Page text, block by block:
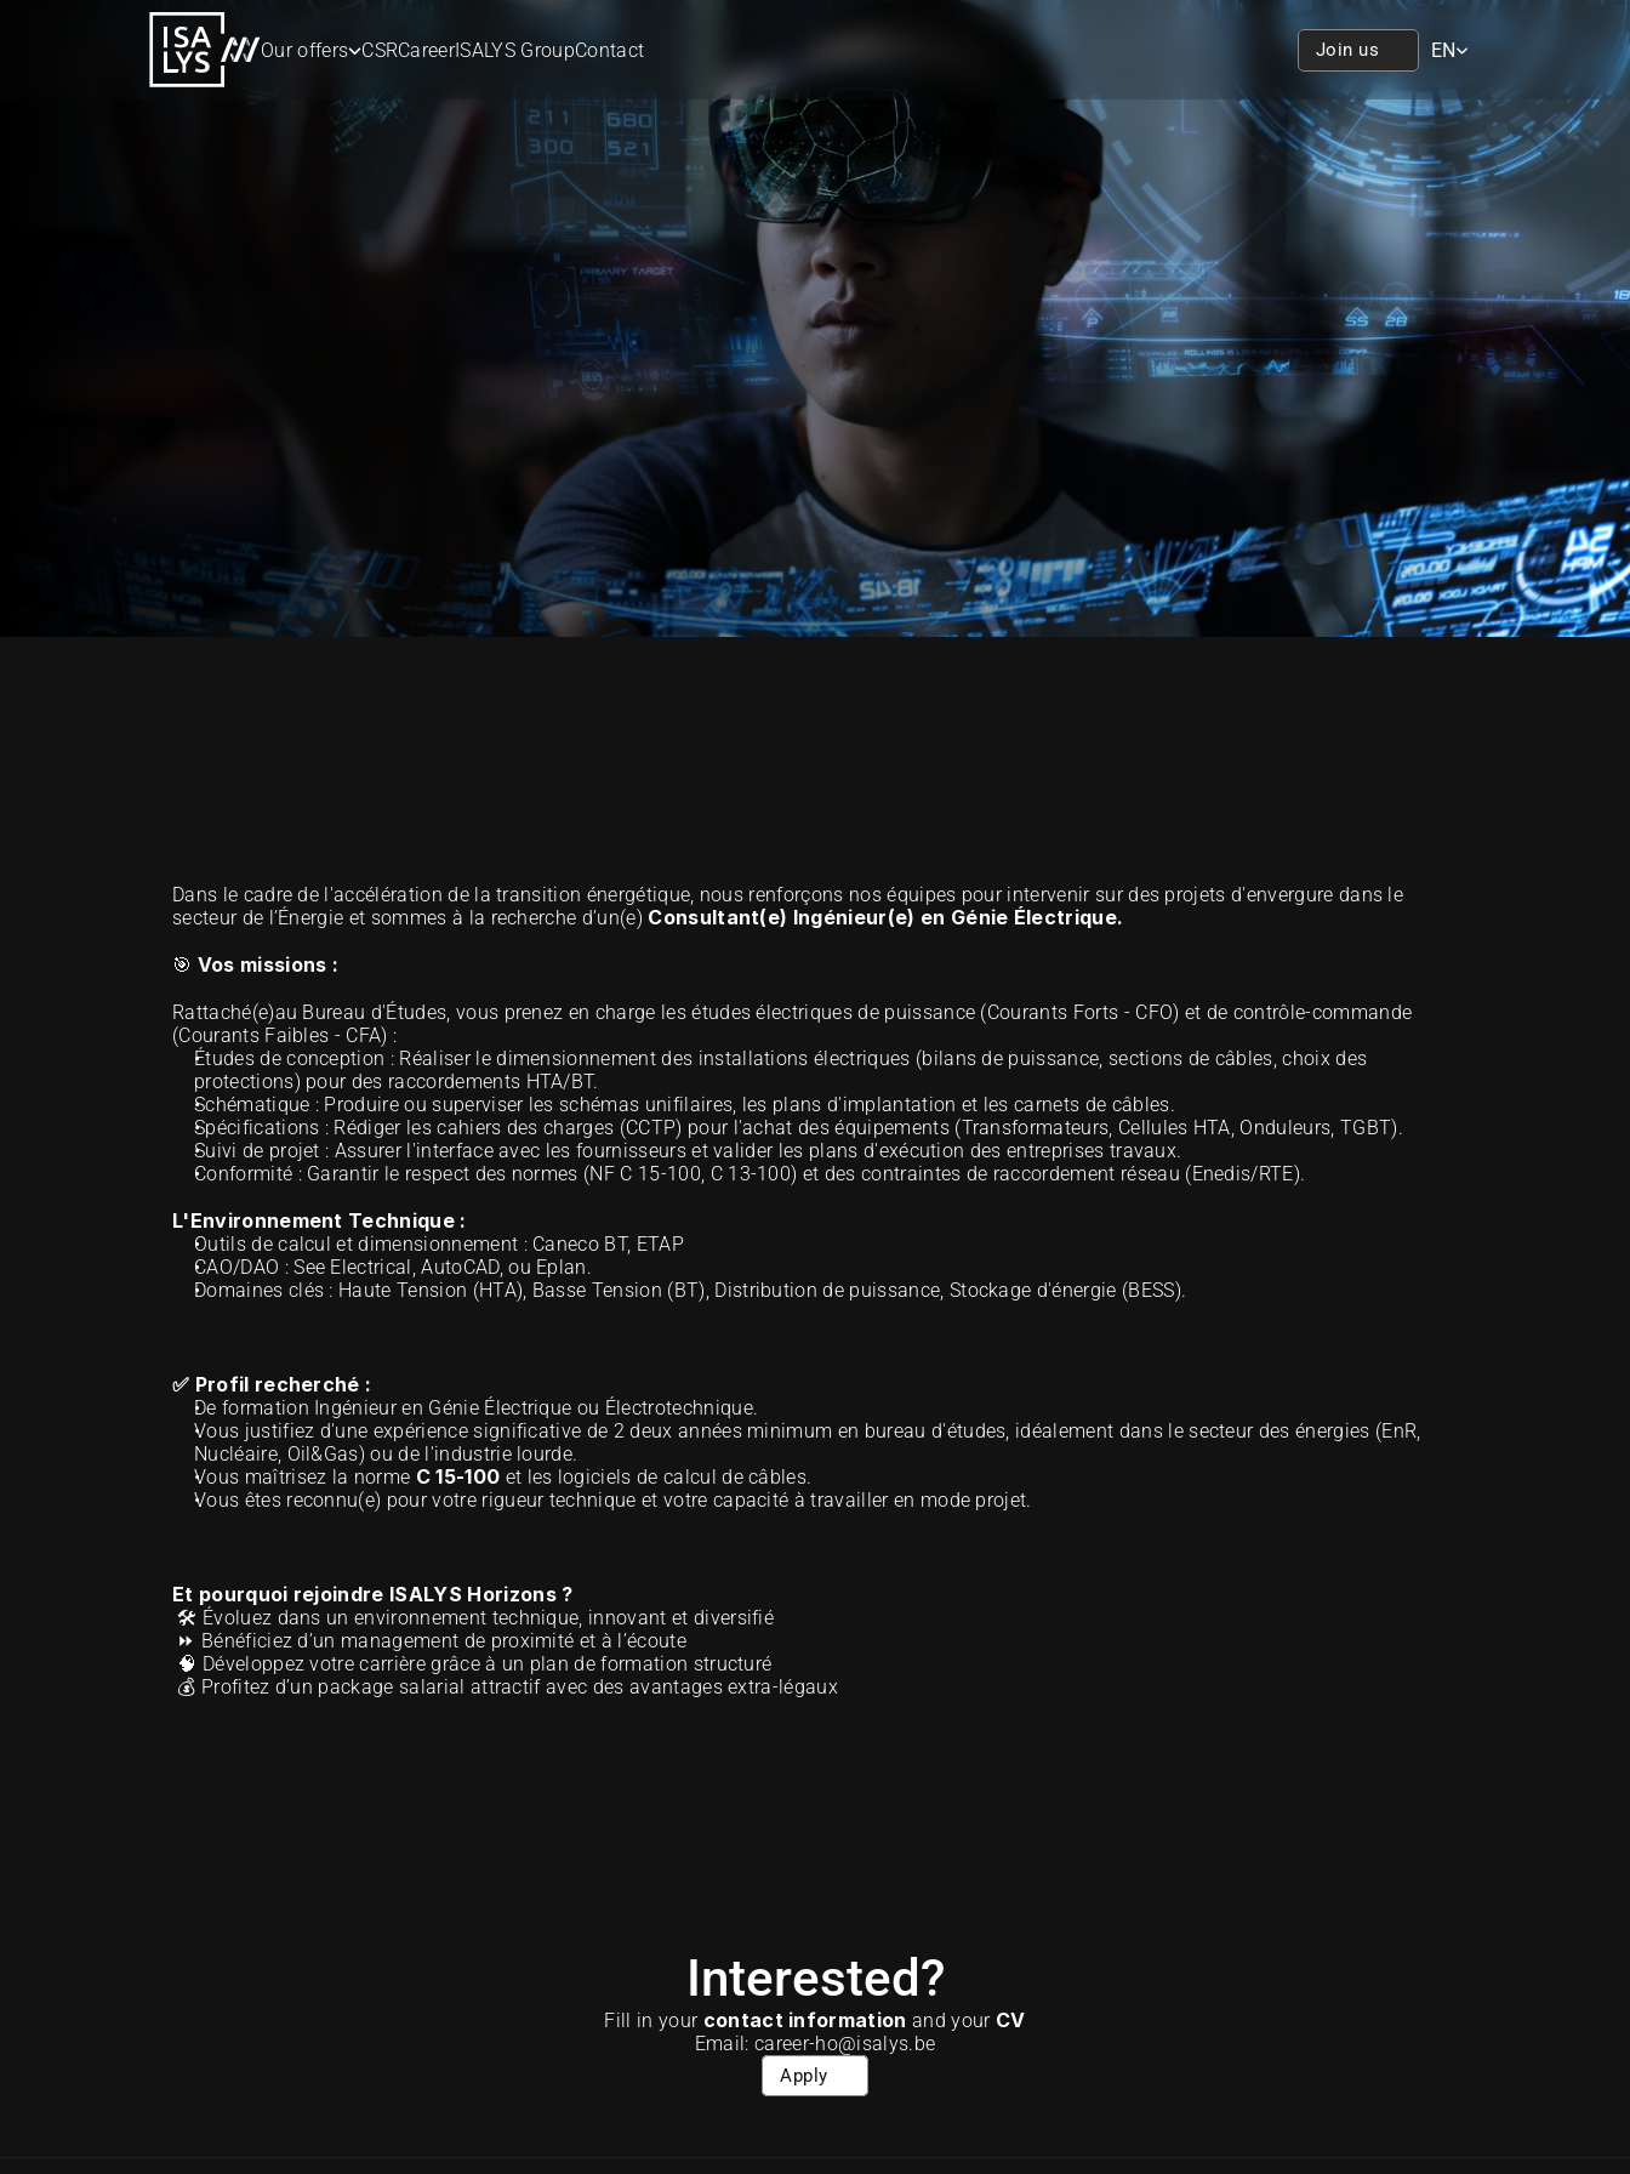
Our offers Career
CSR ISALYS GroupContact Join us
Select Language
EN
Dans le cadre de l'accélération de la transition énergétique, nous renforçons nos équipes pour intervenir sur des projets d'envergure dans le
secteur de l’Énergie et sommes à la recherche d’un(e) Consultant(e) Ingénieur(e) en Génie Électrique.
🎯 Vos missions :
Rattaché(e)au Bureau d'Études, vous prenez en charge les études électriques de puissance (Courants Forts - CFO) et de contrôle-commande
(Courants Faibles - CFA) :
Études de conception : Réaliser le dimensionnement des installations électriques (bilans de puissance, sections de câbles, choix des
protections) pour des raccordements HTA/BT.
Schématique : Produire ou superviser les schémas unifilaires, les plans d'implantation et les carnets de câbles.
Spécifications : Rédiger les cahiers des charges (CCTP) pour l'achat des équipements (Transformateurs, Cellules HTA, Onduleurs, TGBT).
Suivi de projet : Assurer l'interface avec les fournisseurs et valider les plans d'exécution des entreprises travaux.
Conformité : Garantir le respect des normes (NF C 15-100, C 13-100) et des contraintes de raccordement réseau (Enedis/RTE).
L'Environnement Technique :
Outils de calcul et dimensionnement : Caneco BT, ETAP
CAO/DAO : See Electrical, AutoCAD, ou Eplan.
Domaines clés : Haute Tension (HTA), Basse Tension (BT), Distribution de puissance, Stockage d'énergie (BESS).
✅ Profil recherché :
De formation Ingénieur en Génie Électrique ou Électrotechnique.
Vous justifiez d'une expérience significative de 2 deux années minimum en bureau d'études, idéalement dans le secteur des énergies (EnR,
Nucléaire, Oil&Gas) ou de l'industrie lourde.
Vous maîtrisez la norme C 15-100 et les logiciels de calcul de câbles.
Vous êtes reconnu(e) pour votre rigueur technique et votre capacité à travailler en mode projet.
Et pourquoi rejoindre ISALYS Horizons ?
🛠️ Évoluez dans un environnement technique, innovant et diversifié
⏩ Bénéficiez d’un management de proximité et à l’écoute
🧠 Développez votre carrière grâce à un plan de formation structuré
💰 Profitez d’un package salarial attractif avec des avantages extra-légaux
Interested?
Fill in your contact information and your CV
Email: career-ho@isalys.be
Apply